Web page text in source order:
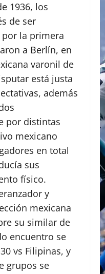
1936, los
de ser
la primera
a Berlín, en
varonil de
está justa
además
por distintas
mexicano
en total
sus
físico.
y
mexicana
su similar de
encuentro se
vs Filipinas, y
grupos se